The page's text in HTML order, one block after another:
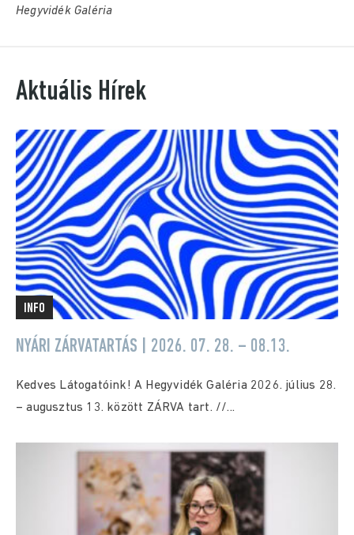
Hegyvidék Galéria
Aktuális Hírek
INFO
NYÁRI ZÁRVATARTÁS | 2026. 07. 28. – 08.13.
Kedves Látogatóink! A Hegyvidék Galéria 2026. július 28.
– augusztus 13. között ZÁRVA tart. //...